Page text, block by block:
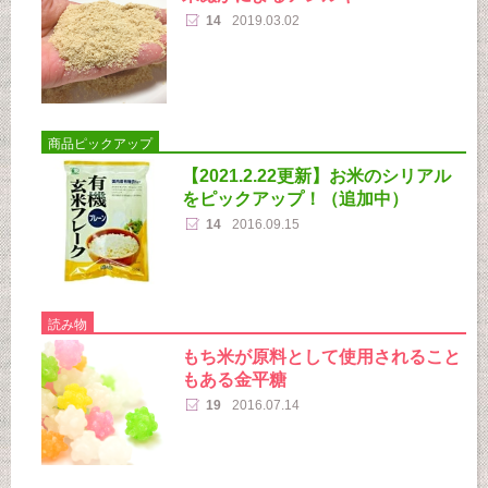
14 2019.03.02
商品ピックアップ
【2021.2.22更新】お米のシリアル
をピックアップ！（追加中）
14 2016.09.15
読み物
もち米が原料として使用されること
もある金平糖
19 2016.07.14